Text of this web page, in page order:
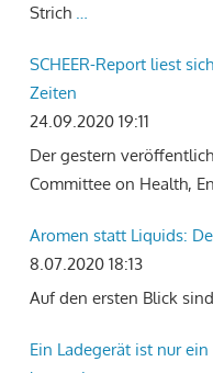
Strich
SCHEER-Report liest
Zeiten
24.09.2020 19:11
Der gestern
Committee on Health,
Aromen statt Liquids:
8.07.2020 18:13
Auf den ersten Blick
Ein Ladegerät ist nur